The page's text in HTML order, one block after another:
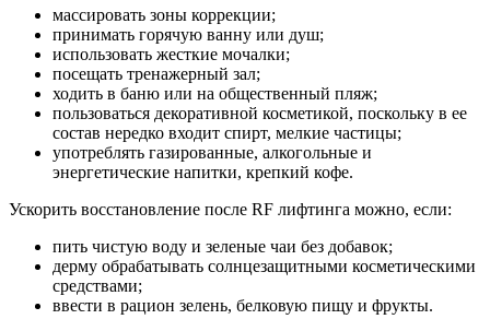
массировать зоны коррекции;
принимать горячую ванну или душ;
использовать жесткие мочалки;
посещать тренажерный зал;
ходить в баню или на общественный пляж;
пользоваться декоративной косметикой, поскольку в ее
состав нередко входит спирт, мелкие частицы;
употреблять газированные, алкогольные и
энергетические напитки, крепкий кофе.
Ускорить восстановление после RF лифтинга можно, если:
пить чистую воду и зеленые чаи без добавок;
дерму обрабатывать солнцезащитными косметическими
средствами;
ввести в рацион зелень, белковую пищу и фрукты.